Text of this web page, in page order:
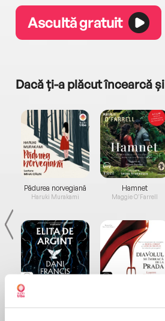
Ascultă gratuit
Dacă ți-a plăcut încearcă și
Pădurea norvegiană
Haruki Murakami
Elita de Argint (Elita
Hamnet
Maggie O'Farrell